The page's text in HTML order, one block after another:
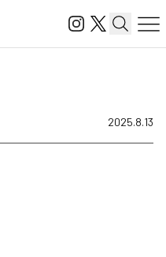
2025.8.13